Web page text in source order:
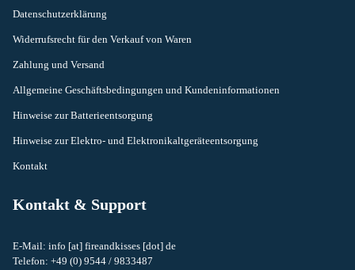
Datenschutzerklärung
Widerrufsrecht für den Verkauf von Waren
Zahlung und Versand
Allgemeine Geschäftsbedingungen und Kundeninformationen
Hinweise zur Batterieentsorgung
Hinweise zur Elektro- und Elektronikaltgeräteentsorgung
Kontakt
Kontakt & Support
E-Mail: info [at] fireandkisses [dot] de
Telefon: +49 (0) 9544 / 9833487
Widerrufsrecht